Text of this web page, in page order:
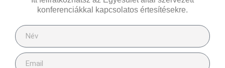
konferenciákkal kapcsolatos értesítésekre.